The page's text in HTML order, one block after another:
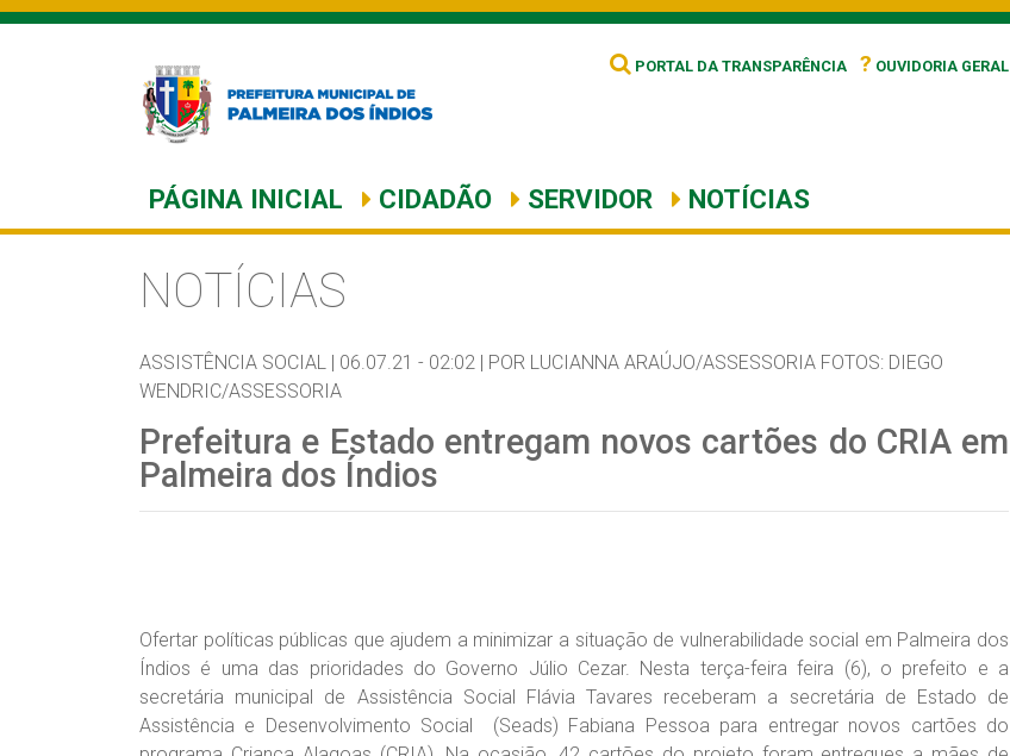
PORTAL DA TRANSPARÊNCIA ? OUVIDORIA GERAL
PÁGINA INICIAL CIDADÃO SERVIDOR NOTÍCIAS
NOTÍCIAS
ASSISTÊNCIA SOCIAL | 06.07.21 - 02:02 | POR LUCIANNA ARAÚJO/ASSESSORIA FOTOS: DIEGO
WENDRIC/ASSESSORIA
Prefeitura e Estado entregam novos cartões do CRIA em
Palmeira dos Índios
Ofertar políticas públicas que ajudem a minimizar a situação de vulnerabilidade social em Palmeira dos
Índios é uma das prioridades do Governo Júlio Cezar. Nesta terça-feira feira (6), o prefeito e a
secretária municipal de Assistência Social Flávia Tavares receberam a secretária de Estado de
Assistência e Desenvolvimento Social (Seads) Fabiana Pessoa para entregar novos cartões do